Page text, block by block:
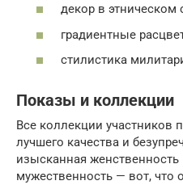
декор в этническом
градиентные
стилистика
Показы и коллекции
Все коллекции участников
лучшего качества и
изысканная женственность
мужественность — вот, что